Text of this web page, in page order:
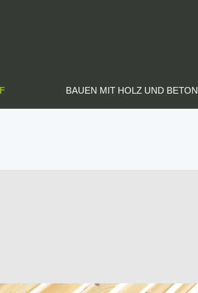
BAUEN MIT HOLZ UND BETON